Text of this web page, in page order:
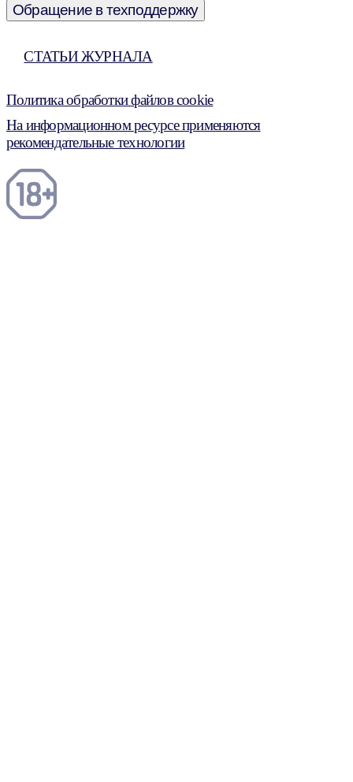
Обращение в техподдержку
СТАТЬИ ЖУРНАЛА
Политика обработки файлов cookie
На информационном ресурсе применяются
рекомендательные технологии